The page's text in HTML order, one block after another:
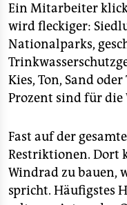
Ein Mitarbeiter
wird fleckiger:
Nationalparks,
Kies, Ton, Sand
Prozent sind für
Fast auf der
Restriktionen. Dort
Windrad zu bauen,
spricht. Häufigstes